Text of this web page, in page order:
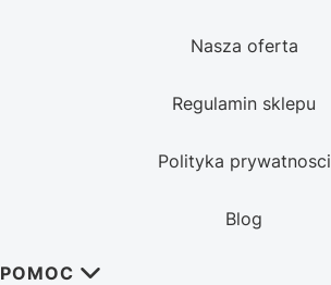
Nasza oferta
Regulamin sklepu
Polityka prywatnosci
Blog
POMOC